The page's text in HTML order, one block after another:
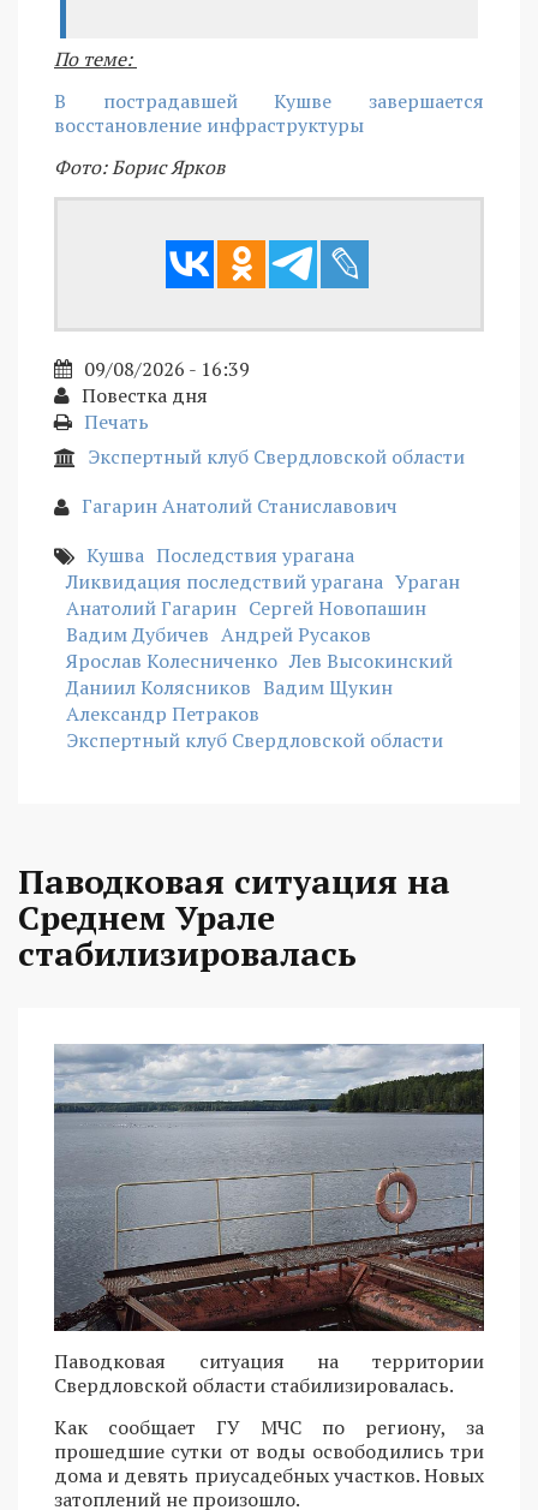
По теме:
В пострадавшей Кушве завершается
восстановление инфраструктуры
Фото: Борис Ярков
09/08/2026 - 16:39
Повестка дня
Печать
Экспертный клуб Свердловской области
Гагарин Анатолий Станиславович
Кушва Последствия урагана
Ликвидация последствий урагана Ураган
Анатолий Гагарин Сергей Новопашин
Вадим Дубичев Андрей Русаков
Ярослав Колесниченко Лев Высокинский
Даниил Колясников Вадим Щукин
Александр Петраков
Экспертный клуб Свердловской области
Паводковая ситуация на
Среднем Урале
стабилизировалась
Паводковая ситуация на территории
Свердловской области стабилизировалась.
Как сообщает ГУ МЧС по региону, за
прошедшие сутки от воды освободились три
дома и девять приусадебных участков. Новых
затоплений не произошло.